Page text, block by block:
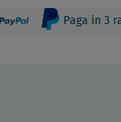
Paga in 3